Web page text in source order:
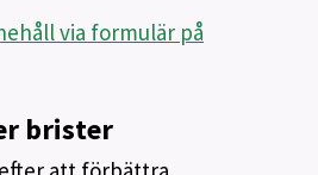
via formulär på
brister